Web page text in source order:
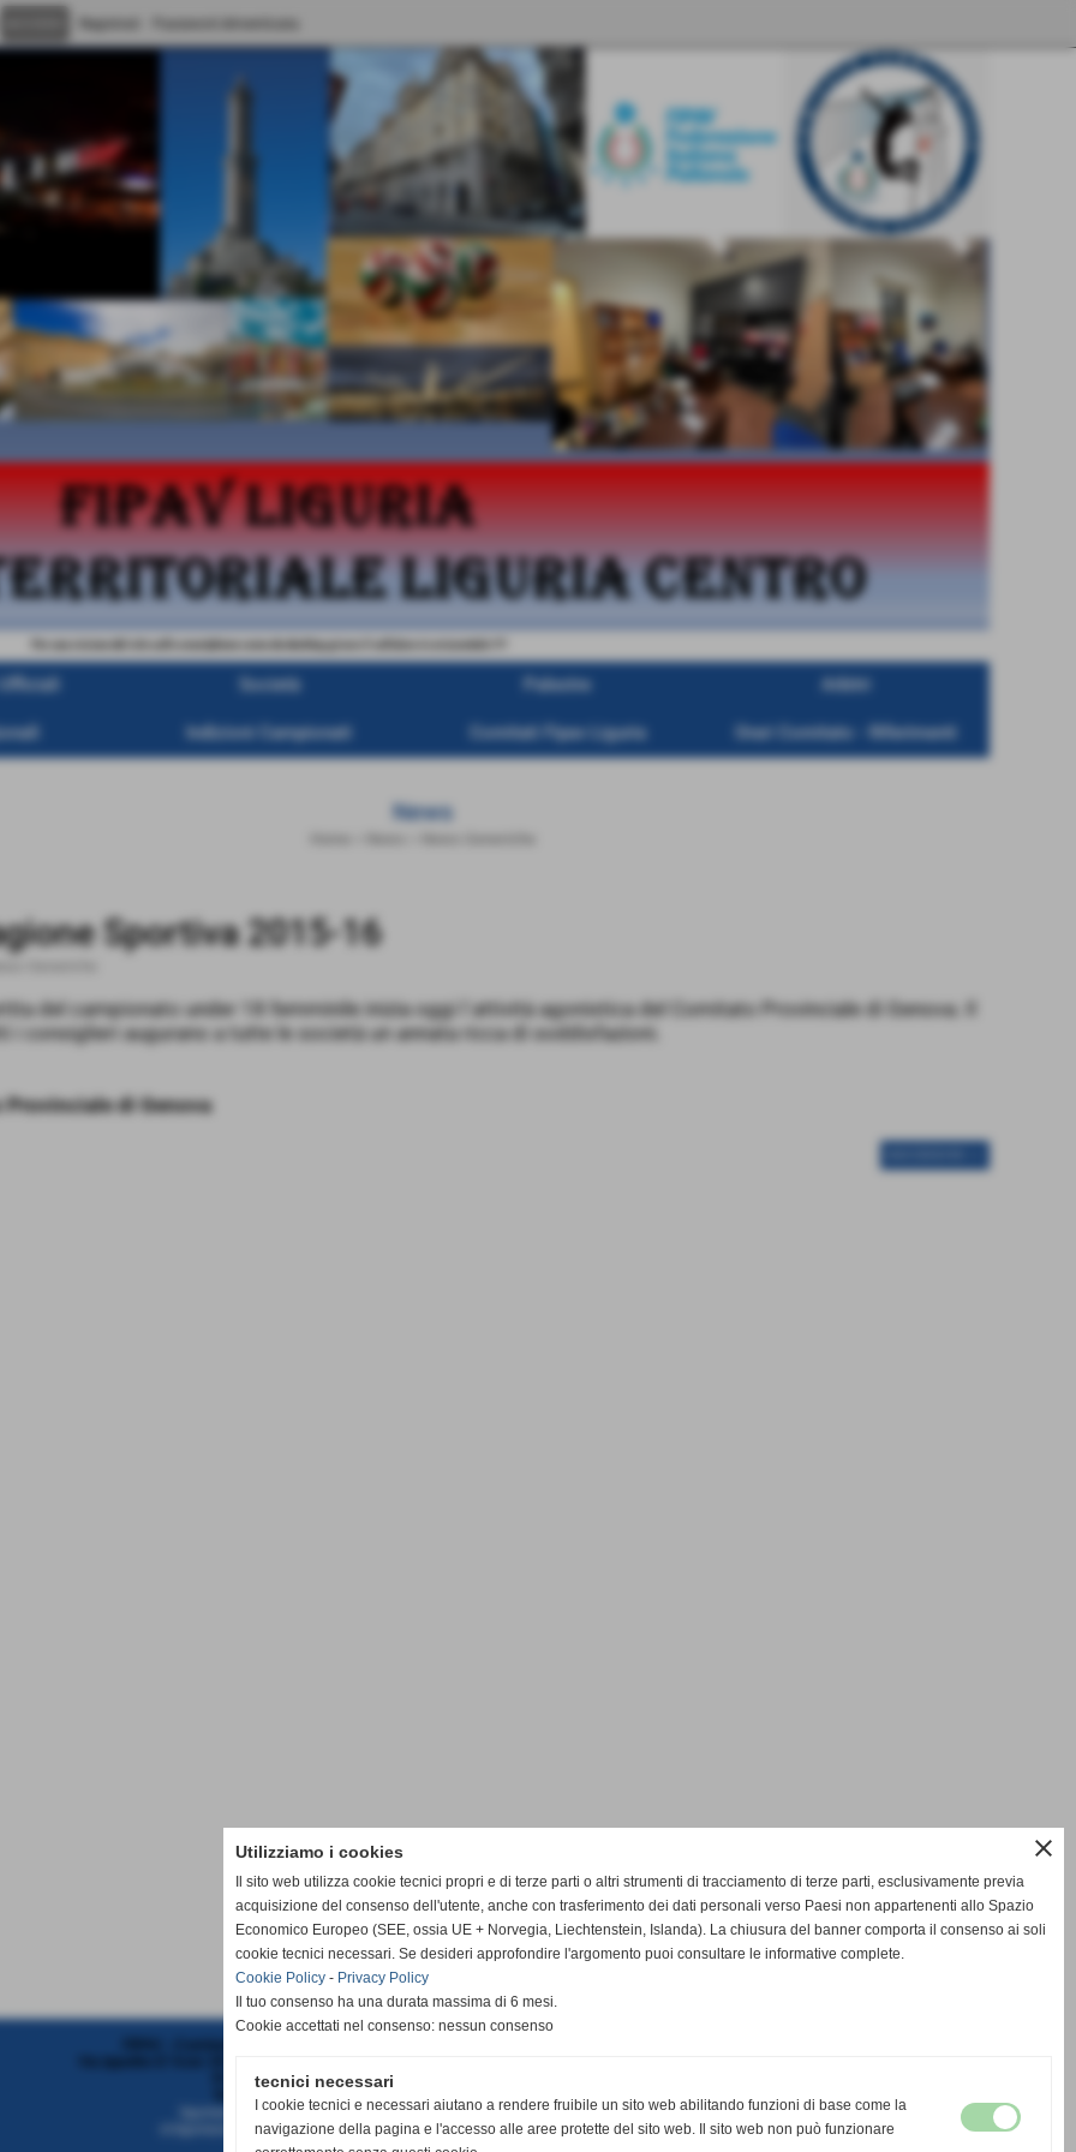
Società Palestre Arbitri
Indizioni Campionati Comitati Fipav Liguria Orari Comitato - Riferimenti
News
Sportiva 2015-16
del campionato under 18 femminile inizia oggi l´attività agonistica del Comitato Provinciale di Genova. Il
i consiglieri augurano a tutte le società un annata ricca di soddisfazioni.
Provinciale di Genova
P.I. 01382321006
Tel. 010/7313382
liguriacentro@federvolley.it
ct.liguriacentro@pec.federvolley.it
close
Utilizziamo i cookies
Il sito web utilizza cookie tecnici propri e di terze parti o altri strumenti di tracciamento di terze parti, esclusivamente previa
acquisizione del consenso dell'utente, anche con trasferimento dei dati personali verso Paesi non appartenenti allo Spazio
Economico Europeo (SEE, ossia UE + Norvegia, Liechtenstein, Islanda). La chiusura del banner comporta il consenso ai soli
cookie tecnici necessari. Se desideri approfondire l'argomento puoi consultare le informative complete.
Cookie Policy - Privacy Policy
Il tuo consenso ha una durata massima di 6 mesi.
Cookie accettati nel consenso: nessun consenso
tecnici necessari
I cookie tecnici e necessari aiutano a rendere fruibile un sito web abilitando funzioni di base come la
navigazione della pagina e l'accesso alle aree protette del sito web. Il sito web non può funzionare